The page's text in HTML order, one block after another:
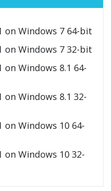
on Windows 7 64-bit
on Windows 7 32-bit
on Windows 8.1 64-
on Windows 8.1 32-
on Windows 10 64-
on Windows 10 32-